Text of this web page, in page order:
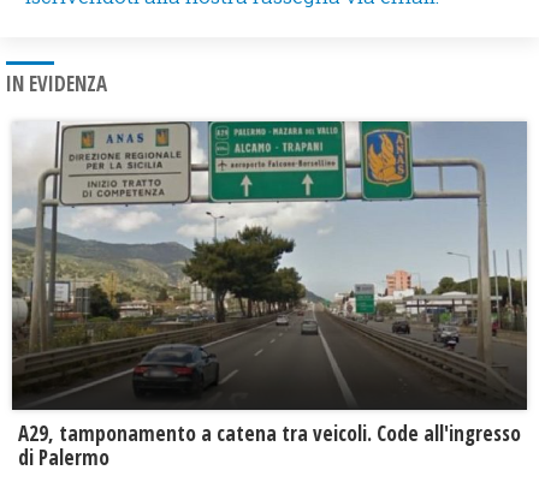
IN EVIDENZA
A29, tamponamento a catena tra veicoli. Code all'ingresso
di Palermo